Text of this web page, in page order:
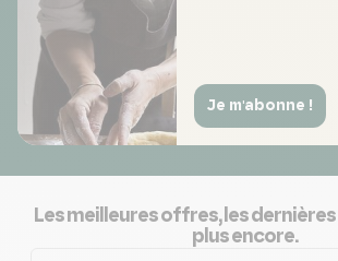
Je m'abonne !
Les meilleures offres, les
plus encore.